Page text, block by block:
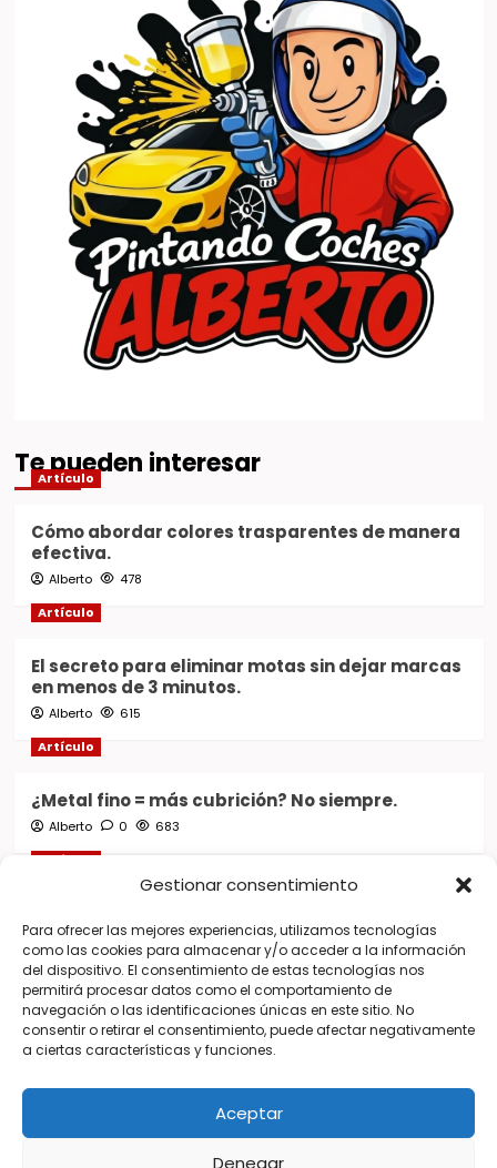
Gestionar consentimiento
Para ofrecer las mejores experiencias, utilizamos tecnologías
como las cookies para almacenar y/o acceder a la información
del dispositivo. El consentimiento de estas tecnologías nos
permitirá procesar datos como el comportamiento de
navegación o las identificaciones únicas en este sitio. No
consentir o retirar el consentimiento, puede afectar negativamente
a ciertas características y funciones.
Aceptar
Denegar
Te pueden interesar
Artículo
Cómo abordar colores trasparentes de manera
efectiva.
Alberto
478
Artículo
El secreto para eliminar motas sin dejar marcas
en menos de 3 minutos.
Alberto
615
Artículo
¿Metal fino = más cubrición? No siempre.
Alberto 0
683
Artículo
antes de pintarlo.
Alberto 0
514
Artículo
Todo lo que hace realmente un catalizador y